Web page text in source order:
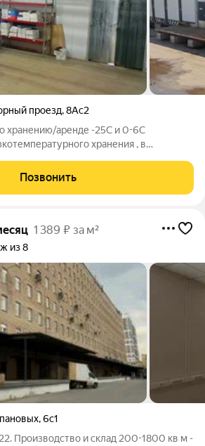
проезд,8Ас2
хранению/аренде -25С и 0-6С
хранения , в
см.видео) . Москва район м. Сокол м.
шоссе по адресу :
Позвонить
1 389 ₽ за м²
из 8
,6с1
Производство и склад 200-1800 кв м -